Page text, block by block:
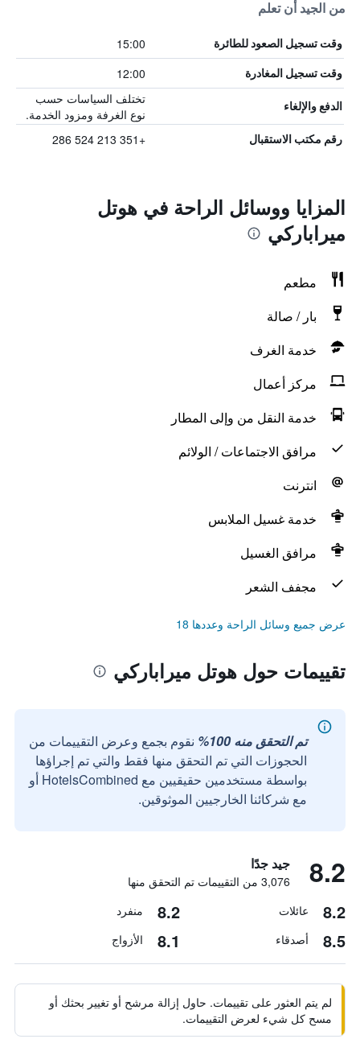
من الجيد أن تعلم
وقت تسجيل الصعود للطائرة 15:00
وقت تسجيل المغادرة 12:00
الدفع والإلغاء
تختلف السياسات حسب
نوع الغرفة ومزود الخدمة.
رقم مكتب الاستقبال +351 213 524 286
المزايا ووسائل الراحة في هوتل
ميراباركي
مطعم
بار / صالة
خدمة الغرف
مركز أعمال
خدمة النقل من وإلى المطار
مرافق الاجتماعات / الولائم
انترنت
خدمة غسيل الملابس
مرافق الغسيل
مجفف الشعر
عرض جميع وسائل الراحة وعددها 18
تقييمات حول هوتل ميراباركي
تم التحقق منه 100%
نقوم بجمع وعرض التقييمات من
الحجوزات التي تم التحقق منها فقط والتي تم إجراؤها
بواسطة مستخدمين حقيقيين مع HotelsCombined أو
مع شركائنا الخارجيين الموثوقين.
8.2 جيد جدًا
3,076 من التقييمات تم التحقق منها
8.2 عائلات 8.2 منفرد
8.5 أصدقاء 8.1 الأزواج
لم يتم العثور على تقييمات. حاول إزالة مرشح أو تغيير بحثك أو
مسح كل شيء لعرض التقييمات.